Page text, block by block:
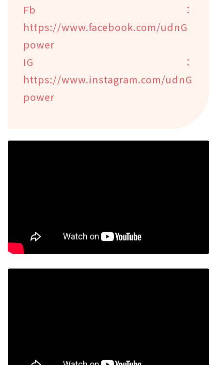
Fb：
https://www.facebook.com/udnG
power
IG：
https://www.instagram.com/udnG
power